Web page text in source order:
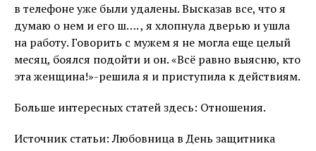
в телефоне уже были удалены. Высказав все, что я
думаю о нем и его ш…. , я хлопнула дверью и ушла
на работу. Говорить с мужем я не могла еще целый
месяц, боялся подойти и он. «Всё равно выясню, кто
эта женщина!»-решила я и приступила к действиям.
Больше интересных статей здесь: Отношения.
Источник статьи: Любовница в День защитника